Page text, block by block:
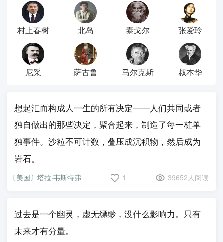
村上春树 北岛 泰戈尔 张爱玲
尼采 萨古鲁 马尔克斯 叔本华
想起汇而构成人一生的所有决定——人们共同或者
独自做出的那些决定，聚合起来，制造了每一桩单
独事件。沙粒不可计数，叠压成沉积物，然后成为
岩石。
〔美国〕塔拉·韦斯特弗 1 39652人阅读
过去是一个幽灵，虚无缥缈，没什么影响力。只有
未来才有分量。